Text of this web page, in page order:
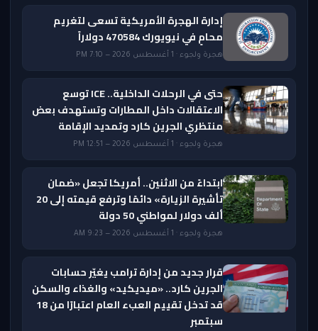
إدارة الهجرة الأمريكية تسعى لتغريم
محامٍ في نيويورك 470584 دولاراً
هجرة ولجوء · 1 أغسطس 2026 — 7:10 PM
حتى في الرحلات الداخلية.. ICE توسع
الاعتقالات داخل المطارات وتستهدف بعض
منتظري الجرين كارد وتمديد الإقامة
هجرة ولجوء · 1 أغسطس 2026 — 12:51 PM
ابتداءً من الاثنين.. أمريكا تجعل «ضمان
تأشيرة الزيارة» دائمًا وترفع قيمته إلى 20
ألف دولار لمواطني 50 دولة
هجرة ولجوء · 1 أغسطس 2026 — 9:23 AM
قرار جديد من إدارة ترامب يغيّر حسابات
الجرين كارد.. «ميديكيد» والغذاء والسكن
قد تدخل تقييم العبء العام اعتبارًا من 18
سبتمبر